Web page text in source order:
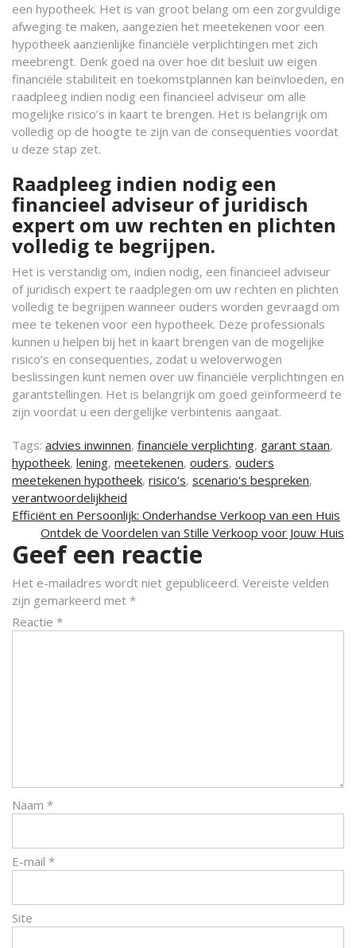
een hypotheek. Het is van groot belang om een zorgvuldige
afweging te maken, aangezien het meetekenen voor een
hypotheek aanzienlijke financiële verplichtingen met zich
meebrengt. Denk goed na over hoe dit besluit uw eigen
financiële stabiliteit en toekomstplannen kan beïnvloeden, en
raadpleeg indien nodig een financieel adviseur om alle
mogelijke risico’s in kaart te brengen. Het is belangrijk om
volledig op de hoogte te zijn van de consequenties voordat
u deze stap zet.
Raadpleeg indien nodig een
financieel adviseur of juridisch
expert om uw rechten en plichten
volledig te begrijpen.
Het is verstandig om, indien nodig, een financieel adviseur
of juridisch expert te raadplegen om uw rechten en plichten
volledig te begrijpen wanneer ouders worden gevraagd om
mee te tekenen voor een hypotheek. Deze professionals
kunnen u helpen bij het in kaart brengen van de mogelijke
risico’s en consequenties, zodat u weloverwogen
beslissingen kunt nemen over uw financiële verplichtingen en
garantstellingen. Het is belangrijk om goed geïnformeerd te
zijn voordat u een dergelijke verbintenis aangaat.
Tags: advies inwinnen, financiële verplichting, garant staan,
hypotheek, lening, meetekenen, ouders, ouders
meetekenen hypotheek, risico's, scenario's bespreken,
verantwoordelijkheid
Berichtnavigatie
Efficiënt en Persoonlijk: Onderhandse Verkoop van een Huis
Ontdek de Voordelen van Stille Verkoop voor Jouw Huis
Geef een reactie
Het e-mailadres wordt niet gepubliceerd. Vereiste velden
zijn gemarkeerd met *
Reactie *
Naam *
E-mail *
Site